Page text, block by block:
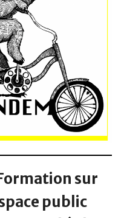
sur
public